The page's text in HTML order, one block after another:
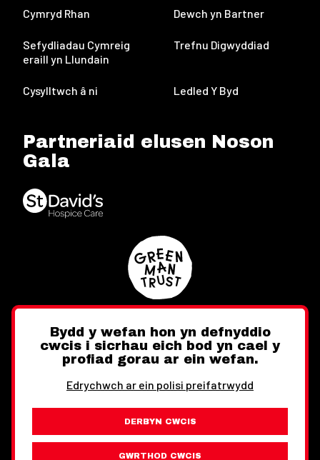
Cymryd Rhan Dewch yn Bartner
Sefydliadau Cymreig
eraill yn Llundain
Trefnu Digwyddiad
Cysylltwch â ni Ledled Y Byd
Partneriaid elusen Noson
Gala
Twitter FacebookInstagram
Ewch i'r Wefan Toward Gwybodaeth Cyfreithiol
Bydd y wefan hon yn defnyddio
cwcis i sicrhau eich bod yn cael y
profiad gorau ar ein wefan.
Edrychwch ar ein polisi preifatrwydd
DERBYN CWCIS
GWRTHOD CWCIS